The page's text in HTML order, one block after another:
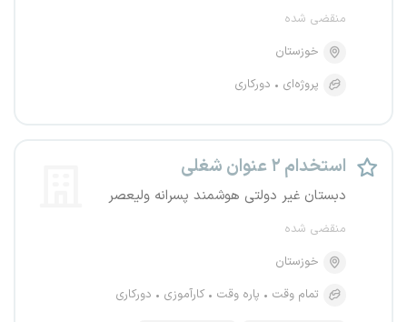
منقضی شده
خوزستان
پروژه‌ای
دورکاری
استخدام ۲ عنوان شغلی
دبستان غیر دولتی هوشمند پسرانه ولیعصر
منقضی شده
خوزستان
تمام وقت
پاره وقت کارآموزی دورکاری